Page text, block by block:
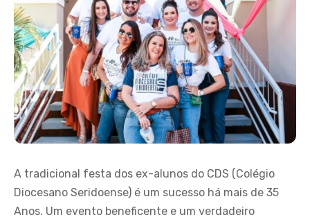
A tradicional festa dos ex-alunos do CDS (Colégio
Diocesano Seridoense) é um sucesso há mais de 35
Anos. Um evento beneficente e um verdadeiro